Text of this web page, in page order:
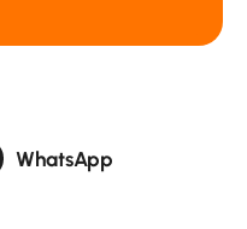
WhatsApp